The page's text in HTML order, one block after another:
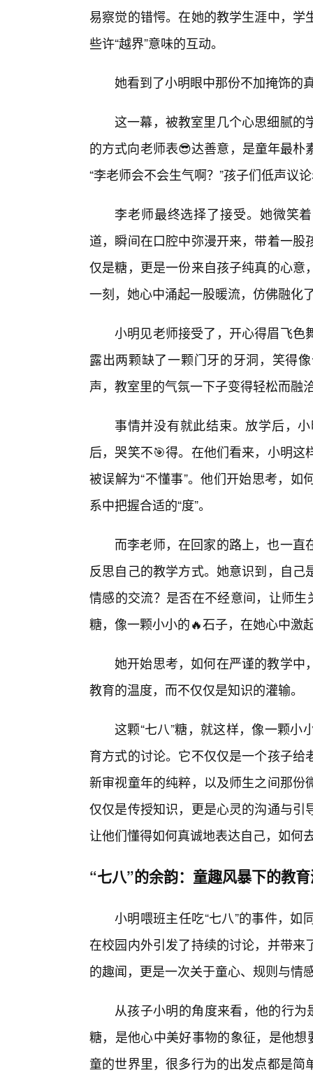
易察觉的错愕。在她的教学生涯中，
些许“越界”意味的互动。
她看到了小明眼中那份不加掩饰的
这一幕，被教室里几个心思细腻的
的方式向老师表😎达善意，是童年最朴
“李老师会不会生气啊？”孩子们低声议
李老师最终选择了接受。她微笑
道，瞬间在口腔中弥漫开来，带着一
仅是糖，更是一份来自孩子纯真的心
一刻，她心中涌起一股暖流，仿佛融化
小明见老师接受了，开心得眉飞色
露出两颗缺了一颗门牙的牙洞，笑得
声，教室里的气氛一下子变得轻松而融
事情并没有就此结束。放学后，
后，哭笑不🎯得。在他们看来，小明
被误解为“不懂事”。他们开始思考，
系中把握合适的“度”。
而李老师，在回家的路上，也一
反思自己的教学方式。她意识到，自
情感的交流？是否在不经意间，让师
糖，像一颗小小的🔥石子，在她心中激
她开始思考，如何在严谨的教学中
教育的温度，而不仅仅是知识的灌输。
这颗“七八”糖，就这样，像一颗
育方式的讨论。它不仅仅是一个孩子
新审视童年的纯粹，以及师生之间那
仅仅是传授知识，更是心灵的沟通与
让他们懂得如何真诚地表达自己，如何
“七八”的余韵：童趣风暴下的教
小明喂班主任吃“七八”的事件，
在校园内外引发了持续的讨论，并带
的趣闻，更是一次关于童心、规则与情
从孩子小明的角度来看，他的行为
糖，是他心中美好事物的象征，是他
童的世界里，很多行为的出发点都是